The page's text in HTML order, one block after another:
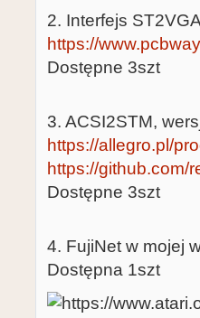
2. Interfejs
https://
Dostępne 3szt
3. ACSI2STM,
https://allegro.pl/
https://github.com/
Dostępne 3szt
4. FujiNet w mojej
Dostępna 1szt